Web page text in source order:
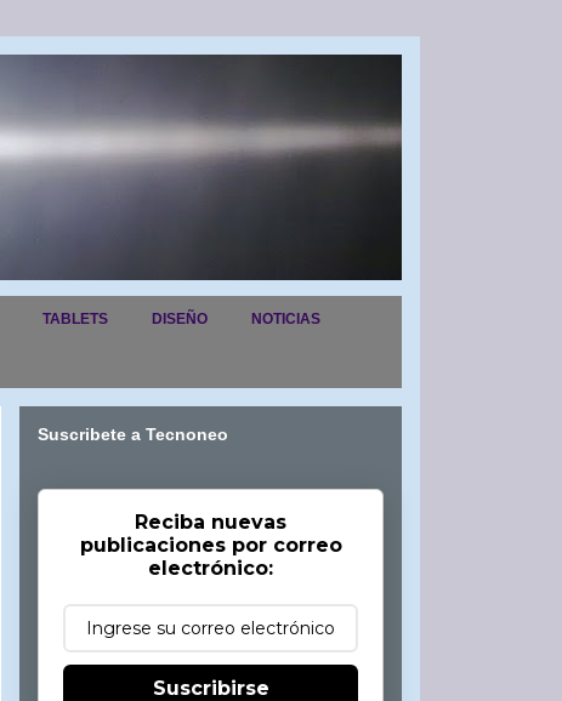
TABLETS DISEÑO NOTICIAS
Suscribete a Tecnoneo
Reciba nuevas
publicaciones por correo
electrónico:
Suscribirse